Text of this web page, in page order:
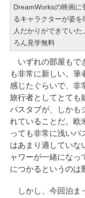
DreamWorksの映画に
るキャラクターが姿を
人だかりができていた
ろん見学無料
いずれの部屋もで
も非常に新しい。筆
感じたぐらいで、非
旅行者としてとても
バスタブが、しかも
れていることだ。欧
っても非常に浅いバ
はあまり適していな
ャワーが一緒になっ
につかるというのは
しかし、今回泊ま